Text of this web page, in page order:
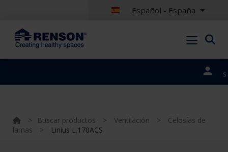
Español - España
portales
> Buscar productos > Ventilación >
Celosías de
lamas
> Linius L.170ACS